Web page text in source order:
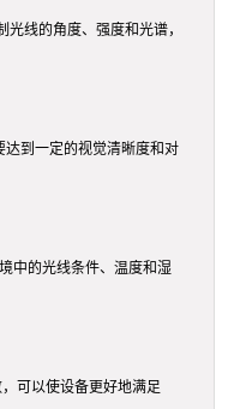
线的角度、强度和光谱，
到一定的视觉清晰度和对
中的光线条件、温度和湿
可以使设备更好地满足